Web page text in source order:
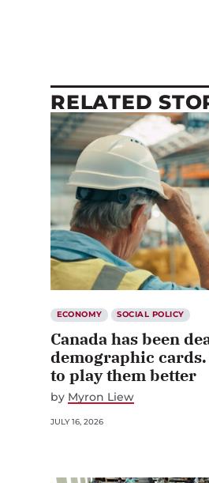
RELATED
ECONOMY SOCIAL POLICY
Canada has been
demographic
to play them better
by Myron Liew
JULY 16, 2026